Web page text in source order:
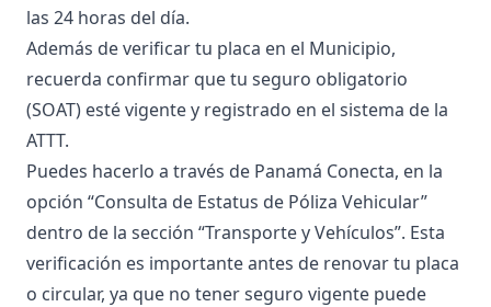
las 24 horas del día.
Además de verificar tu placa en el Municipio,
recuerda confirmar que tu seguro obligatorio
(SOAT) esté vigente y registrado en el sistema de la
ATTT.
Puedes hacerlo a través de Panamá Conecta, en la
opción “Consulta de Estatus de Póliza Vehicular”
dentro de la sección “Transporte y Vehículos”. Esta
verificación es importante antes de renovar tu placa
o circular, ya que no tener seguro vigente puede